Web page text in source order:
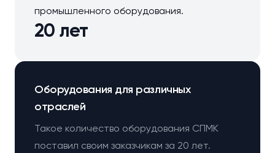
20 лет
промышленного оборудования.
Оборудования для различных
отраслей
Такое количество оборудования СПМК
поставил своим заказчикам за 20 лет.